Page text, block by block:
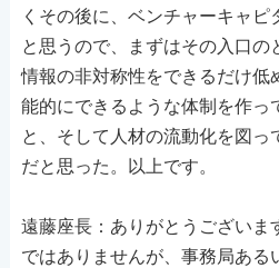
くその後に、ベンチャーキャピ
と思うので、まずはその入口
情報の非対称性をできるだけ低
能的にできるような体制を作っ
と、そして人材の流動化を図
だと思った。以上です。
遠藤座長：ありがとうございま
ではありませんが、事務局ある